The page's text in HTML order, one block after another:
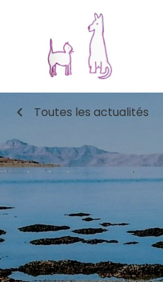
chevron_left Toutes les actualités